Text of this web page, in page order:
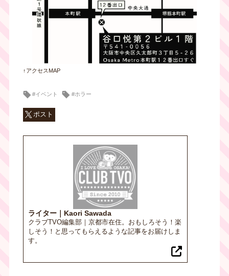
↑アクセスMAP
#イベント #ホラー
ポスト
ライター｜Kaori Sawada
クラブTVO編集部｜京都市在住。おもしろそう！楽
しそう！と思ってもらえるような記事をお届けしま
す。